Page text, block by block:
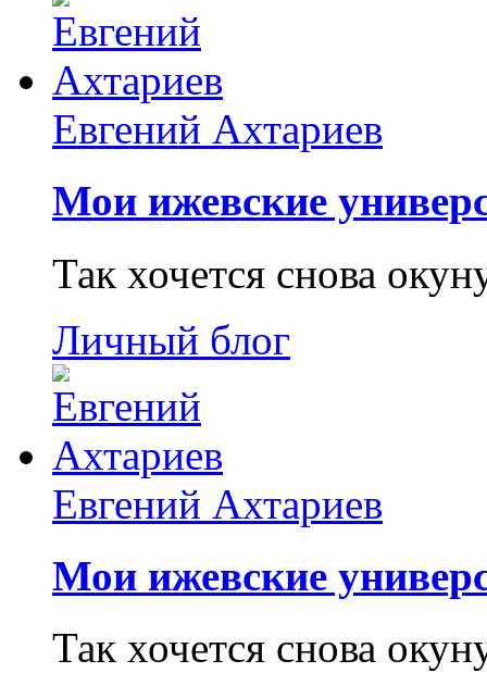
Евгений Ахтариев
Мои ижевские
Так хочется снова
Личный блог
Евгений Ахтариев
Мои ижевские
Так хочется снова